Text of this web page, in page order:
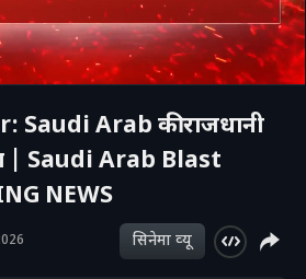
Arab की राजधानी
| Saudi Arab Blast
NEWS
सिनेमा व्‍यू